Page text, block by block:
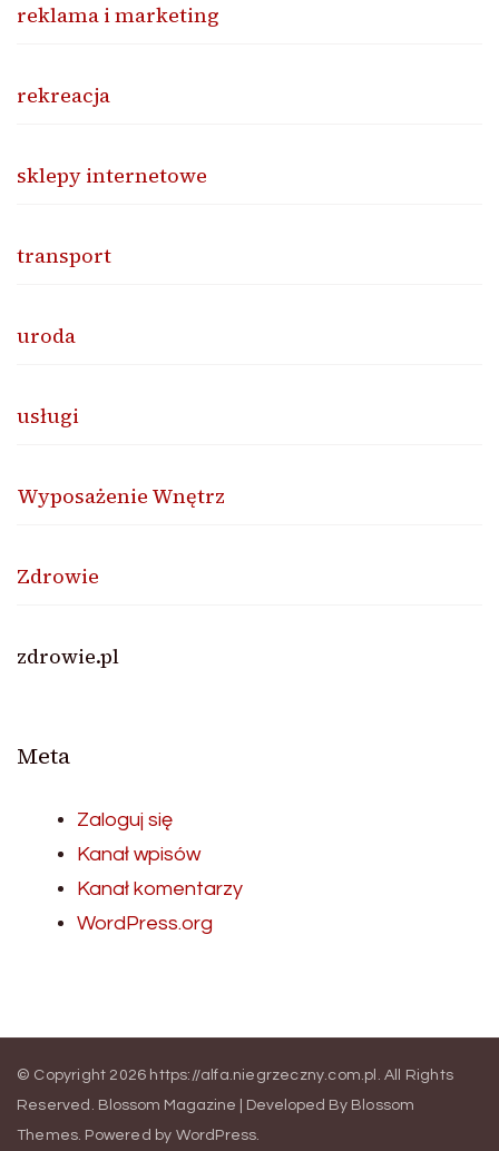
reklama i marketing
rekreacja
sklepy internetowe
transport
uroda
usługi
Wyposażenie Wnętrz
Zdrowie
zdrowie.pl
Meta
Zaloguj się
Kanał wpisów
Kanał komentarzy
WordPress.org
© Copyright 2026 https://alfa.niegrzeczny.com.pl . All Rights
Reserved. Blossom Magazine | Developed By Blossom
Themes. Powered by WordPress.